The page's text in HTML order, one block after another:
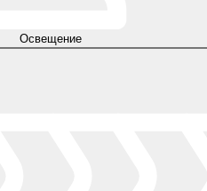
Освещение